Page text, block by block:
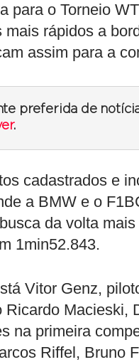
para o Torneio
rápidos a
assim para a
preferida de
.
cadastrados e
a BMW e o
da volta
1min52.843.
Vitor Genz,
Macieski,
na primeira
Riffel, Bruno